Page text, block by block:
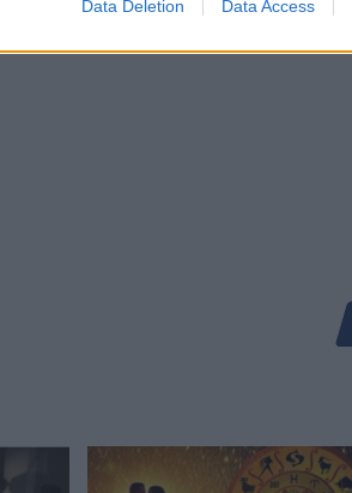
Data Deletion Data Access